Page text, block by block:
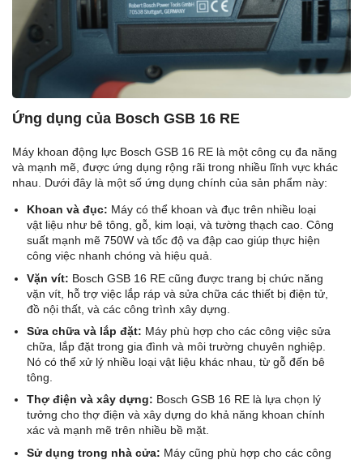
Ứng dụng của Bosch GSB 16 RE
Máy khoan động lực Bosch GSB 16 RE là một công cụ đa năng
và mạnh mẽ, được ứng dụng rộng rãi trong nhiều lĩnh vực khác
nhau. Dưới đây là một số ứng dụng chính của sản phẩm này:
Khoan và đục: Máy có thể khoan và đục trên nhiều loại
vật liệu như bê tông, gỗ, kim loại, và tường thạch cao. Công
suất mạnh mẽ 750W và tốc độ va đập cao giúp thực hiện
công việc nhanh chóng và hiệu quả.
Vặn vít: Bosch GSB 16 RE cũng được trang bị chức năng
vặn vít, hỗ trợ việc lắp ráp và sửa chữa các thiết bị điện tử,
đồ nội thất, và các công trình xây dựng.
Sửa chữa và lắp đặt: Máy phù hợp cho các công việc sửa
chữa, lắp đặt trong gia đình và môi trường chuyên nghiệp.
Nó có thể xử lý nhiều loại vật liệu khác nhau, từ gỗ đến bê
tông.
Thợ điện và xây dựng: Bosch GSB 16 RE là lựa chọn lý
tưởng cho thợ điện và xây dựng do khả năng khoan chính
xác và mạnh mẽ trên nhiều bề mặt.
Sử dụng trong nhà cửa: Máy cũng phù hợp cho các công